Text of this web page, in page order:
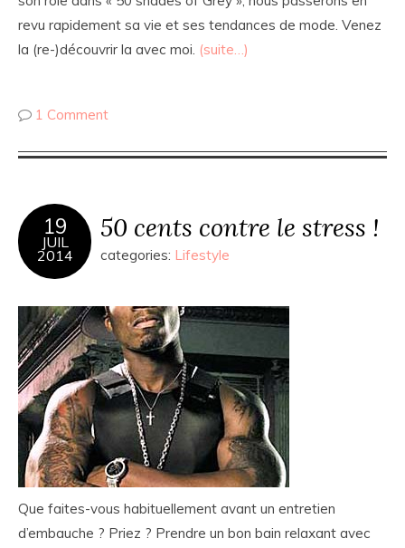
revu rapidement sa vie et ses tendances de mode. Venez
la (re-)découvrir la avec moi. (suite…)
1 Comment
19
JUIL
2014
50 cents contre le stress !
categories: Lifestyle
Que faites-vous habituellement avant un entretien
d’embauche ? Priez ? Prendre un bon bain relaxant avec